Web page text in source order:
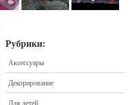
Рубрики:
Аксессуары
Декорирование
Для детей